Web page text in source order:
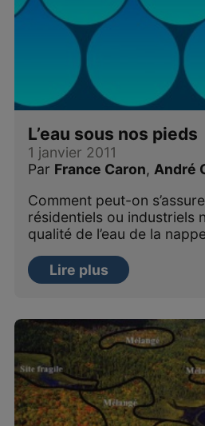
L’eau sous nos pieds
1 janvier 2011
Par France Caron, André
Comment peut-on
résidentiels ou industriels
qualité de l’eau de la
Lire plus